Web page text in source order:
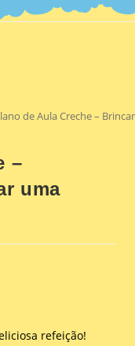
de Aula Creche –
–
uma
refeição!